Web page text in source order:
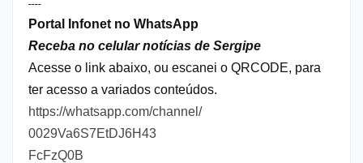
----
Portal Infonet no WhatsApp
Receba no celular notícias de Sergipe
Acesse o link abaixo, ou escanei o QRCODE, para
ter acesso a variados conteúdos.
https://whatsapp.com/channel/
0029Va6S7EtDJ6H43
FcFzQ0B